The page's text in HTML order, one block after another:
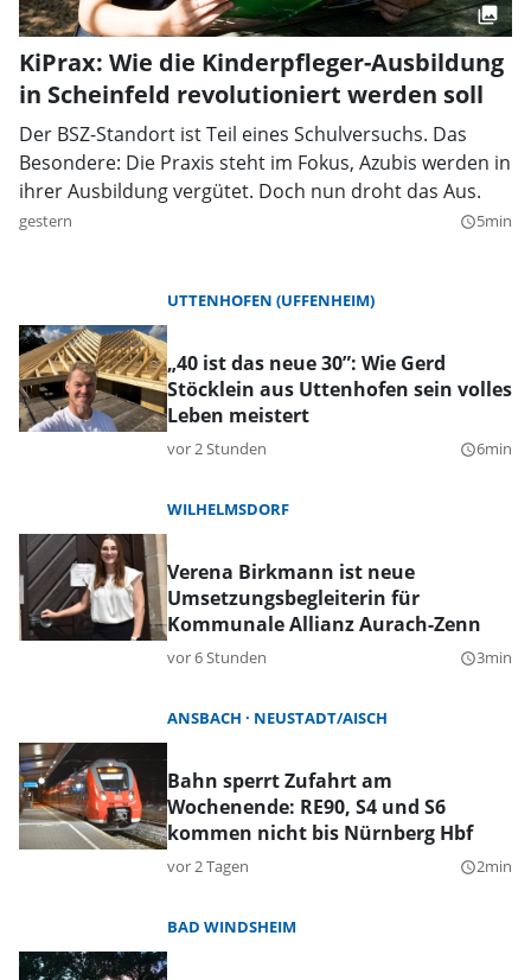
KiPrax: Wie die Kinderpfleger-Ausbildung
in Scheinfeld revolutioniert werden soll
Der BSZ-Standort ist Teil eines Schulversuchs. Das
Besondere: Die Praxis steht im Fokus, Azubis werden in
ihrer Ausbildung vergütet. Doch nun droht das Aus.
gestern query_builder5min
UTTENHOFEN (UFFENHEIM)
„40 ist das neue 30”: Wie Gerd
Stöcklein aus Uttenhofen sein volles
Leben meistert
vor 2 Stunden query_builder6min
WILHELMSDORF
Verena Birkmann ist neue
Umsetzungsbegleiterin für
Kommunale Allianz Aurach-Zenn
vor 6 Stunden query_builder3min
ANSBACH NEUSTADT/AISCH
Bahn sperrt Zufahrt am
Wochenende: RE90, S4 und S6
kommen nicht bis Nürnberg Hbf
vor 2 Tagen query_builder2min
BAD WINDSHEIM